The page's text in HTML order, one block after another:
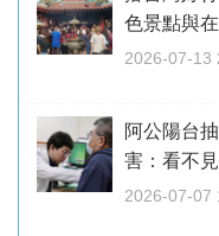
色景點與
2026-07-13
阿公陽台
害：看不
2026-07-07